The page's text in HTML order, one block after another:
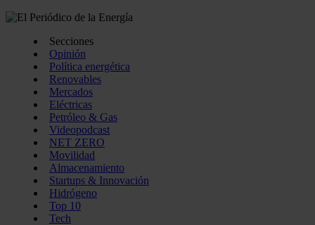
Secciones
Opinión
Política energética
Renovables
Mercados
Eléctricas
Petróleo & Gas
Videopodcast
NET ZERO
Movilidad
Almacenamiento
Startups & Innovación
Hidrógeno
Top 10
Tech